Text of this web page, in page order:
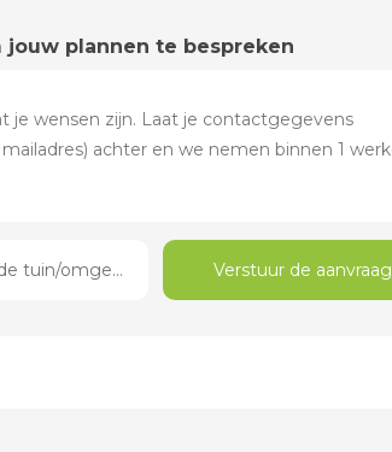
jouw plannen te bespreken
omgeving Verstuur de aanvraag